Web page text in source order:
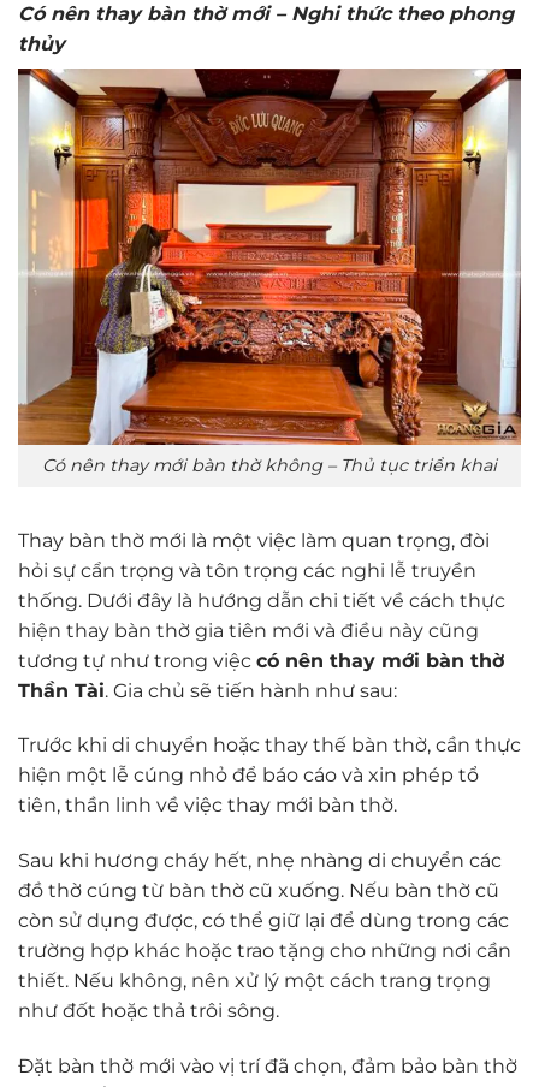
Có nên thay bàn thờ mới – Nghi thức theo phong
thủy
Có nên thay mới bàn thờ không – Thủ tục triển khai
Thay bàn thờ mới là một việc làm quan trọng, đòi
hỏi sự cẩn trọng và tôn trọng các nghi lễ truyền
thống. Dưới đây là hướng dẫn chi tiết về cách thực
hiện thay bàn thờ gia tiên mới và điều này cũng
tương tự như trong việc có nên thay mới bàn thờ
Thần Tài. Gia chủ sẽ tiến hành như sau:
Trước khi di chuyển hoặc thay thế bàn thờ, cần thực
hiện một lễ cúng nhỏ để báo cáo và xin phép tổ
tiên, thần linh về việc thay mới bàn thờ.
Sau khi hương cháy hết, nhẹ nhàng di chuyển các
đồ thờ cúng từ bàn thờ cũ xuống. Nếu bàn thờ cũ
còn sử dụng được, có thể giữ lại để dùng trong các
trường hợp khác hoặc trao tặng cho những nơi cần
thiết. Nếu không, nên xử lý một cách trang trọng
như đốt hoặc thả trôi sông.
Đặt bàn thờ mới vào vị trí đã chọn, đảm bảo bàn thờ